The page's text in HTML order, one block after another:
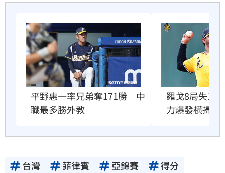
平野惠一率兄弟奪171勝　中
職最多勝外教
羅戈8局失1
力爆發橫掃雄
台灣 菲律賓 亞錦賽
得分